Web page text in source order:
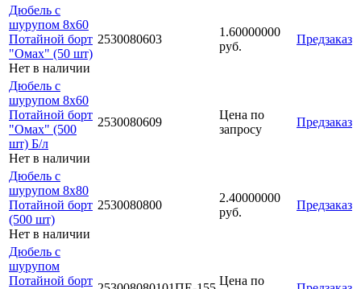
Дюбель с
шурупом 8х60
Потайной борт
"Омах" (50 шт)
Нет в наличии
2530080603
1.60000000
руб.
Предзаказ
Дюбель с
шурупом 8х60
Потайной борт
"Омах" (500
шт) Б/л
Нет в наличии
2530080609
Цена по
запросу
Предзаказ
Дюбель с
шурупом 8х80
Потайной борт
(500 шт)
Нет в наличии
2530080800
2.40000000
руб.
Предзаказ
Дюбель с
шурупом
Потайной борт
Цена по